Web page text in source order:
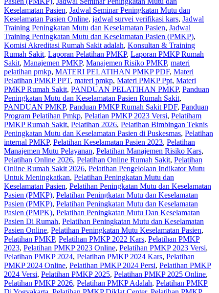
Keselamatan Pasien, Jadwal Seminar Peningkatan Mutu dan
Keselamatan Pasien Online, jadwal survei verifikasi kars, Jadwal
Training Peningkatan Mutu dan Keselamatan Pasien, Jadwal
Training Peningkatan Mutu dan Keselamatan Pasien (PMKP),
Komisi Akreditasi Rumah Sakit adalah, Konsultan & Training
Rumah Sakit, Laporan Pelatihan PMKP, Laporan PMKP Rumah
Sakit, Manajemen PMKP, Manajemen Risiko PMKP, materi
pelatihan pmkp, MATERI PELATIHAN PMKP PDF, Materi
Pelatihan PMKP PPT, materi pmkp, Materi PMKP Ppt, Materi
PMKP Rumah Sakit, PANDUAN PELATIHAN PMKP, Panduan
Peningkatan Mutu dan Keselamatan Pasien Rumah Sakit,
PANDUAN PMKP, Panduan PMKP Rumah Sakit PDF, Panduan
Program Pelatihan Pmkp, Pelatian PMKP 2023 Versi, Pelatiham
PMKP Rumah Sakit, Pelatihan 2026, Pelatihan Bimbingan Teknis
Peningkatan Mutu dan Keselamatan Pasien di Puskesmas, Pelatihan
internal PMKP, Pelatihan Keselamatan Pasien 2023, Pelatihan
Manajemen Mutu Pelayanan, Pelatihan Manajemen Risiko Kars,
Pelatihan Online 2026, Pelatihan Online Rumah Sakit, Pelatihan
Online Rumah Sakit 2026, Pelatihan Pengelolaan Indikator Mutu
Untuk Meningkatkan, Pelatihan Peningkatan Mutu dan
Keselamatan Pasien, Pelatihan Peningkatan Mutu dan Keselamatan
Pasien (PMKP), Pelatihan Peningkatan Mutu dan Keselamatan
Pasien (PMKP)‎, Pelatihan Peningkatan Mutu dan Keselamatan
Pasien (PMPK), Pelatihan Peningkatan Mutu Dan Keselamatan
Pasien Di Rumah, Pelatihan Peningkatan Mutu dan Keselamatan
Pasien Online, Pelatihan Peningkatan Mutu Keselamatan Pasien,
Pelatihan PMKP, Pelatihan PMKP 2022 Kars, Pelatihan PMKP
2023, Pelatihan PMKP 2023 Online, Pelatihan PMKP 2023 Versi,
Pelatihan PMKP 2024, Pelatihan PMKP 2024 Kars, Pelatihan
PMKP 2024 Online, Pelatihan PMKP 2024 Persi, Pelatihan PMKP
2024 Versi, Pelatihan PMKP 2025, Pelatihan PMKP 2025 Online,
Pelatihan PMKP 2026, Pelatihan PMKP Adalah, Pelatihan PMKP